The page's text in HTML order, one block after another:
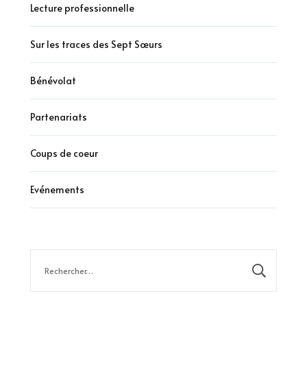
Lecture professionnelle
Sur les traces des Sept Sœurs
Bénévolat
Partenariats
Coups de coeur
Evénements